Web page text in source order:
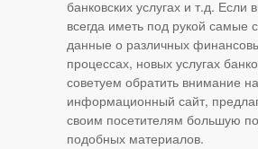
банковских услугах и т.д. Если
всегда иметь под рукой самые
данные о различных
процессах, новых услугах
советуем обратить внимание
информационный сайт,
своим посетителям большую
подобных материалов.